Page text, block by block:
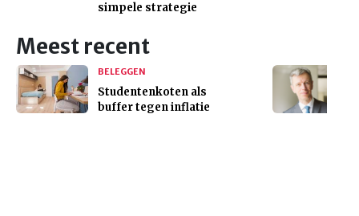
simpele strategie
Meest recent
BELEGGEN
Studentenkoten als
buffer tegen inflatie